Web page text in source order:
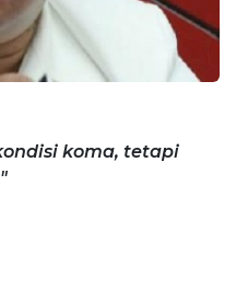
koma, tetapi